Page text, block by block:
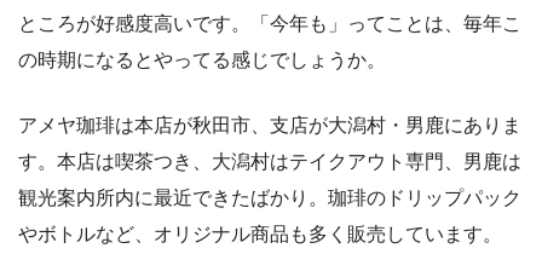
ところが好感度高いです。「今年も」ってことは、毎年こ
の時期になるとやってる感じでしょうか。
アメヤ珈琲は本店が秋田市、支店が大潟村・男鹿にありま
す。本店は喫茶つき、大潟村はテイクアウト専門、男鹿は
観光案内所内に最近できたばかり。珈琲のドリップパック
やボトルなど、オリジナル商品も多く販売しています。